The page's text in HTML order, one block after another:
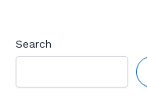
Search